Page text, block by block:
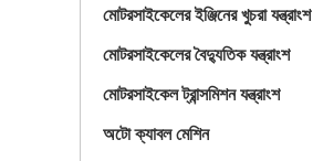
মোটরসাইকেলের ইঞ্জিনের খুচরা যন্ত্রাংশ
মোটরসাইকেলের বৈদ্যুতিক যন্ত্রাংশ
মোটরসাইকেল ট্রান্সমিশন যন্ত্রাংশ
অটো ক্যাবল মেশিন